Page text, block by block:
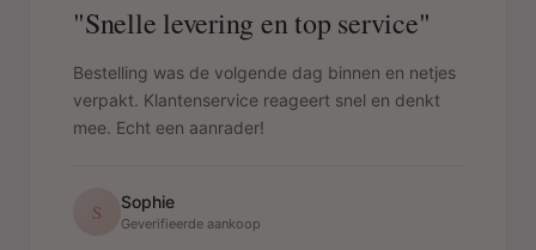
"Snelle levering en top service"
Bestelling was de volgende dag binnen en netjes
verpakt. Klantenservice reageert snel en denkt
mee. Echt een aanrader!
S Sophie
Geverifieerde aankoop